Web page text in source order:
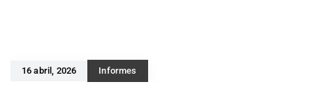
16 abril, 2026 Informes